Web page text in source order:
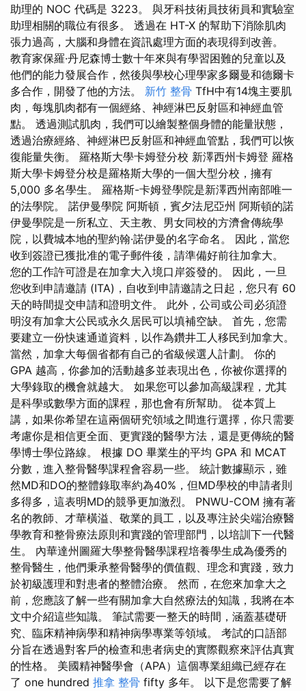
助理的 NOC 代碼是 3223。 與牙科技術員技術員和實驗室
助理相關的職位有很多。 透過在 HT-X 的幫助下消除肌肉
張力過高，大腦和身體在資訊處理方面的表現得到改善。
教育家保羅·丹尼森博士數十年來與有學習困難的兒童以及
他們的能力發展合作，然後與學校心理學家多爾曼和德爾卡
多合作，開發了他的方法。 新竹 整骨 TfH中有14塊主要肌
肉，每塊肌肉都有一個經絡、神經淋巴反射區和神經血管
點。 透過測試肌肉，我們可以繪製整個身體的能量狀態，
透過治療經絡、神經淋巴反射區和神經血管點，我們可以恢
復能量失衡。 羅格斯大學卡姆登分校 新澤西州卡姆登 羅格
斯大學卡姆登分校是羅格斯大學的一個大型分校，擁有
5,000 多名學生。 羅格斯-卡姆登學院是新澤西州南部唯一
的法學院。 諾伊曼學院 阿斯頓，賓夕法尼亞州 阿斯頓的諾
伊曼學院是一所私立、天主教、男女同校的方濟會傳統學
院，以費城本地的聖約翰·諾伊曼的名字命名。 因此，當您
收到簽證已獲批准的電子郵件後，請準備好前往加拿大。
您的工作許可證是在加拿大入境口岸簽發的。 因此，一旦
您收到申請邀請 (ITA)，自收到申請邀請之日起，您只有 60
天的時間提交申請和證明文件。 此外，公司或公司必須證
明沒有加拿大公民或永久居民可以填補空缺。 首先，您需
要建立一份快速通道資料，以作為鑽井工人移民到加拿大。
當然，加拿大每個省都有自己的省級候選人計劃。 你的
GPA 越高，你參加的活動越多並表現出色，你被你選擇的
大學錄取的機會就越大。 如果您可以參加高級課程，尤其
是科學或數學方面的課程，那也會有所幫助。 從本質上
講，如果你希望在這兩個研究領域之間進行選擇，你只需要
考慮你是相信更全面、更實踐的醫學方法，還是更傳統的醫
學博士學位路線。 根據 DO 畢業生的平均 GPA 和 MCAT
分數，進入整骨醫學課程會容易一些。 統計數據顯示，雖
然MD和DO的整體錄取率約為40%，但MD學校的申請者則
多得多，這表明MD的競爭更加激烈。 PNWU-COM 擁有著
名的教師、才華橫溢、敬業的員工，以及專注於尖端治療醫
學教育和整骨療法原則和實踐的管理部門，以培訓下一代醫
生。 內華達州圖羅大學整骨醫學課程培養學生成為優秀的
整骨醫生，他們秉承整骨醫學的價值觀、理念和實踐，致力
於初級護理和對患者的整體治療。 然而，在您來加拿大之
前，您應該了解一些有關加拿大自然療法的知識，我將在本
文中介紹這些知識。 筆試需要一整天的時間，涵蓋基礎研
究、臨床精神病學和精神病學專業等領域。 考試的口語部
分旨在透過對客戶的檢查和患者病史的實際觀察來評估真實
的性格。 美國精神醫學會（APA）這個專業組織已經存在
了 one hundred 推拿 整骨 fifty 多年。 以下是您需要了解